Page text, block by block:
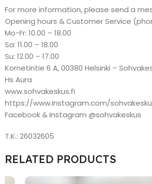
For more information, please send a
Opening hours & Customer Service
Mo-Fr: 10.00 – 18.00
Sa: 11.00 – 18.00
Su: 12.00 – 17.00
Kornetintie 6 A, 00380 Helsinki –
Hs Aura
www.sohvakeskus.fi
https://www.instagram.com/
Facebook & Instagram @sohvakeskus
T.K.: 26032605
RELATED PRODUCTS